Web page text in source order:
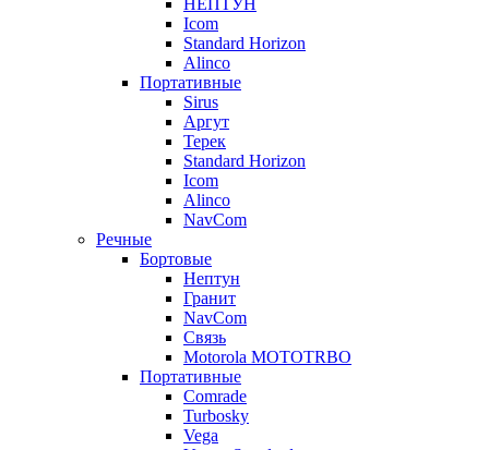
НЕПТУН
Icom
Standard Horizon
Alinco
Портативные
Sirus
Аргут
Терек
Standard Horizon
Icom
Alinco
NavCom
Речные
Бортовые
Нептун
Гранит
NavCom
Связь
Motorola MOTOTRBO
Портативные
Comrade
Turbosky
Vega